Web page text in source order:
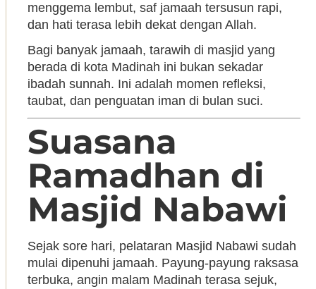
menggema lembut, saf jamaah tersusun rapi,
dan hati terasa lebih dekat dengan Allah.
Bagi banyak jamaah, tarawih di masjid yang
berada di kota Madinah ini bukan sekadar
ibadah sunnah. Ini adalah momen refleksi,
taubat, dan penguatan iman di bulan suci.
Suasana
Ramadhan di
Masjid Nabawi
Sejak sore hari, pelataran Masjid Nabawi sudah
mulai dipenuhi jamaah. Payung-payung raksasa
terbuka, angin malam Madinah terasa sejuk,